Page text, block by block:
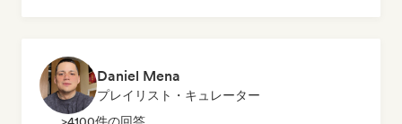
Daniel Mena
プレイリスト・キュレーター